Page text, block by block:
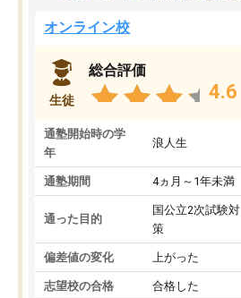
オンライン校
生徒
総合評価
4.6
通塾開始時の学
年
浪人生
通塾期間 4ヵ月～1年未満
通った目的
国公立2次試験対
策
偏差値の変化 上がった
志望校の合格 合格した